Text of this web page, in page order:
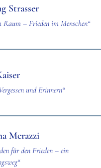
Strasser
Raum – Frieden im Menschen“
und Erinnern“
Merazzi
für den Frieden – ein